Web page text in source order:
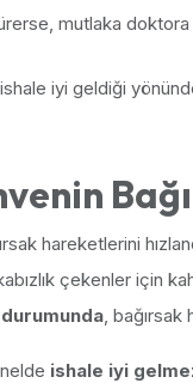
mutlaka doktora
iyi geldiği
hareketlerini
çekenler için
, bağırsak
ishale iyi